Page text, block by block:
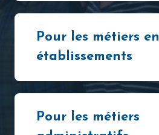
Pour les métiers en
établissements
Pour les métiers